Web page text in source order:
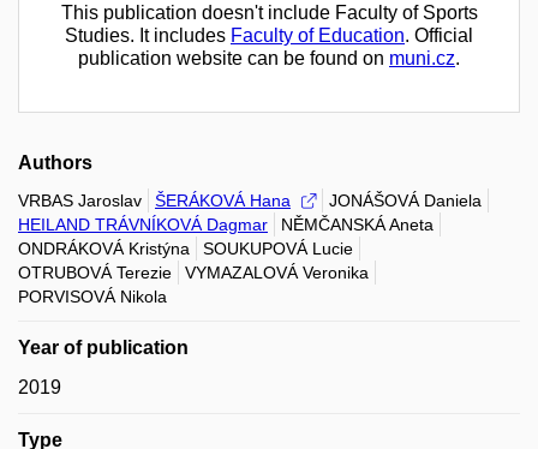
This publication doesn't include Faculty of Sports
Studies. It includes Faculty of Education. Official
publication website can be found on muni.cz.
Authors
VRBAS Jaroslav ŠERÁKOVÁ Hana
JONÁŠOVÁ Daniela
HEILAND TRÁVNÍKOVÁ Dagmar
NĚMČANSKÁ Aneta
ONDRÁKOVÁ Kristýna
SOUKUPOVÁ Lucie
OTRUBOVÁ Terezie
VYMAZALOVÁ Veronika
PORVISOVÁ Nikola
Year of publication
2019
Type